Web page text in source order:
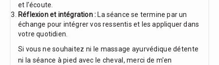
et l'écoute.
Réflexion et intégration : La séance se termine par un
échange pour intégrer vos ressentis et les appliquer dans
votre quotidien.
Si vous ne souhaitez ni le massage ayurvédique détente
ni la séance à pied avec le cheval, merci de m'en